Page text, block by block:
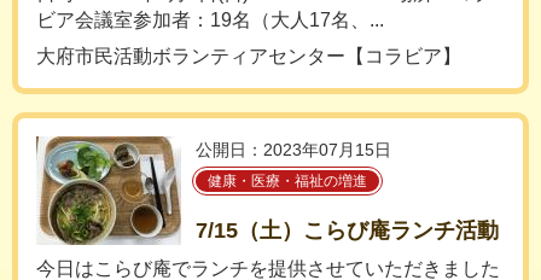
ビア会議室参加者：19名（大人17名、...
大府市民活動ボランティアセンター【コラビア】
公開日：2023年07月15日
健康・医療・福祉の増進
7/15（土）こらび庵ランチ活動
今日はこらび庵でランチを提供させていただきました